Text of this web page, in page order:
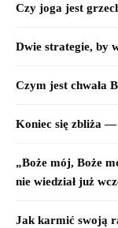
Czy joga jest
Dwie strategie, by
Czym jest chwała
Koniec się zbliża —
„Boże mój, Boże
nie wiedział już
Jak karmić swoją